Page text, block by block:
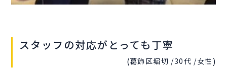
スタッフの対応がとっても丁寧
(葛飾区堀切 /30代 /女性)